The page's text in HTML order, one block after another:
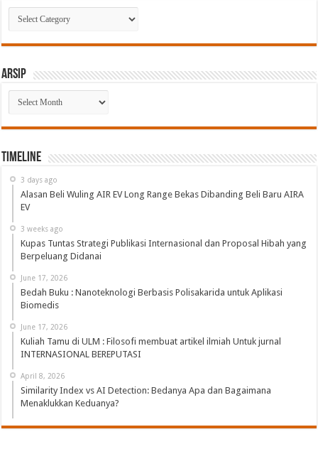
Kategori
Arsip
Arsip
Timeline
3 days ago
Alasan Beli Wuling AIR EV Long Range Bekas Dibanding Beli Baru AIRA
EV
3 weeks ago
Kupas Tuntas Strategi Publikasi Internasional dan Proposal Hibah yang
Berpeluang Didanai
June 17, 2026
Bedah Buku : Nanoteknologi Berbasis Polisakarida untuk Aplikasi
Biomedis
June 17, 2026
Kuliah Tamu di ULM : Filosofi membuat artikel ilmiah Untuk jurnal
INTERNASIONAL BEREPUTASI
April 8, 2026
Similarity Index vs AI Detection: Bedanya Apa dan Bagaimana
Menaklukkan Keduanya?